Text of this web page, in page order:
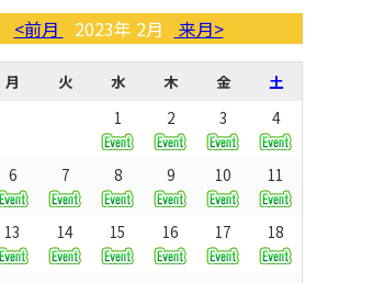
<前月 2023年 2月 来月>
月 火 水 木 金
土
1
2 3 4
6 7 8 9 10 11
13 14 15 16 17 18